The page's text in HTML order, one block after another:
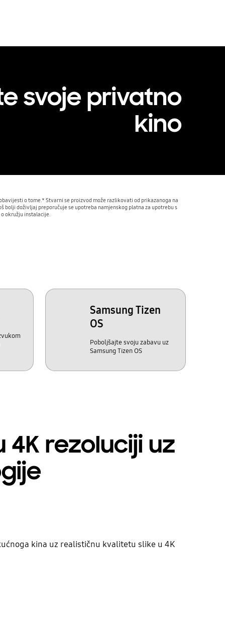
svoje privatno
kino
o tome.* Stvarni se proizvod može razlikovati od prikazanoga na
doživljaj preporučuje se upotreba namjenskog platna za upotrebu s
okružju instalacije.
Samsung Tizen
OS
Poboljšajte svoju zabavu uz
Samsung Tizen OS
rezoluciji uz
kina uz realističnu kvalitetu slike u 4K